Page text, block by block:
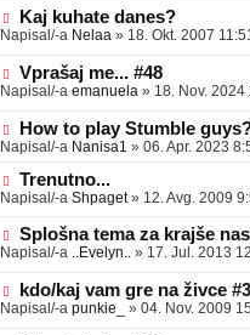
e
o
b
j
a
v
e
N
o
e
b
j
a
v
e
Kaj kuhate danes?
Napisal/-a Nelaa » 18. Okt. 2007
N
o
v
e
o
b
v
e
Vprašaj me... #48
Napisal/-a emanuela » 18. Nov. 2024
N
o
v
e
o
b
a
v
e
How to play Stumble
Napisal/-a Nanisa1 » 06. Apr. 2023
N
o
v
e
o
b
j
a
v
e
Trenutno...
Napisal/-a Shpaget» 12. Avg. 2009
N
o
e
o
b
Splošna tema za krajše
Napisal/-a ..Evelyn.. » 17. Jul. 2013
N
o
kdo/kaj vam gre na živce #3
Napisal/-a punkie_ » 04. Nov. 2009